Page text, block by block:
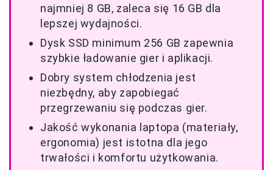
najmniej 8 GB, zaleca się 16 GB dla
lepszej wydajności.
Dysk SSD minimum 256 GB zapewnia
szybkie ładowanie gier i aplikacji.
Dobry system chłodzenia jest
niezbędny, aby zapobiegać
przegrzewaniu się podczas gier.
Jakość wykonania laptopa (materiały,
ergonomia) jest istotna dla jego
trwałości i komfortu użytkowania.